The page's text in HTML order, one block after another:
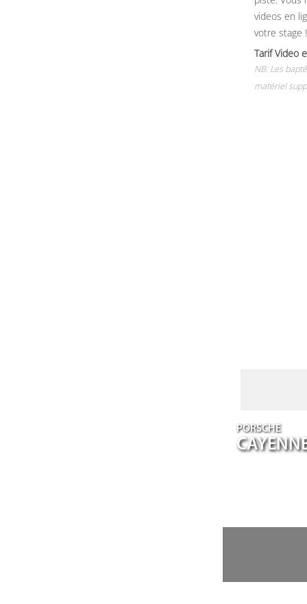
videos en
votre stage !
Tarif Video
NB: Les
matériel
PORSCHE